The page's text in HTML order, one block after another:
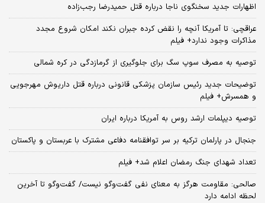
اظهارات جدید سخنگوی ناجا درباره قتل حمیدرضا رجب‌زاده
عراقچی: تا آمریکا آنچه را نقض کرده جبران نکند امکان شروع مجدد
مذاکرات وجود ندارد+ فیلم
توصیه به مصرف سوپ سگ برای جلوگیری از گرمازدگی در کره شمالی
توضیحات جدید رئیس سازمان پزشکی قانونی درباره قتل داریوش مهرجویی
و همسرش+ فیلم
توصیه دیپلمات ارشد روس به آمریکا درباره ایران
جنجال در پارلمان ترکیه بر سر توافقنامه دفاعی مشترک با عربستان و پاکستان
تعداد شهدای جنگ رمضان اعلام شد+ فیلم
صالحی: مقاومت هرگز به معنای نفی گفت‌وگو نیست/ گفت‌وگو تا آخرین
لحظه ادامه دارد